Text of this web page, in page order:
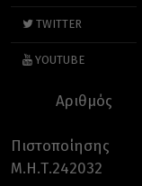
TWITTER
YOUTUBE
Αριθμός
Πιστοποίησης
Μ.Η.Τ.242032